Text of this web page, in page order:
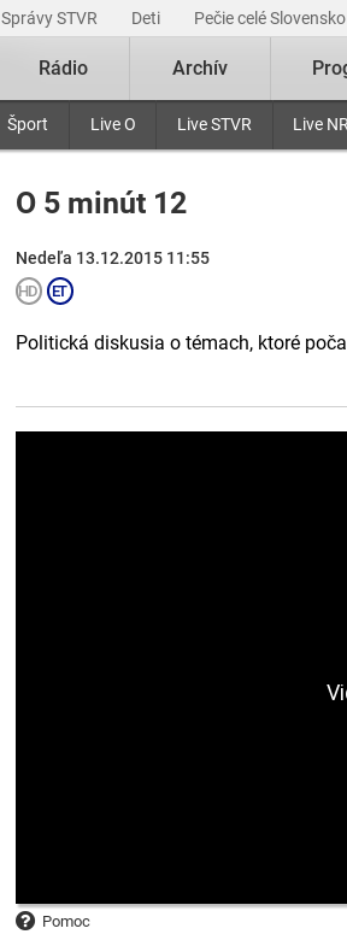
Správy STVR Deti Pečie celé Slovensko
Šport Live O Live STVR Live
Rádio Archív
O 5 minút 12
Nedeľa 13.12.2015 11:55
Politická diskusia o témach, ktoré
Pomoc